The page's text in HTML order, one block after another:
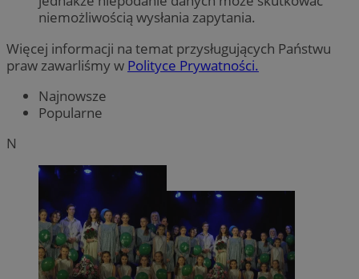
niemożliwością wysłania zapytania.
Więcej informacji na temat przysługujących Państwu
praw zawarliśmy w Polityce Prywatności.
Najnowsze
Popularne
N